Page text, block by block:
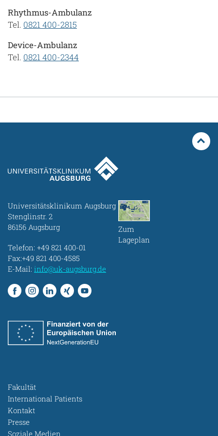
Rhythmus-Ambulanz
Tel. 0821 400-2815
Device-Ambulanz
Tel. 0821 400-2344
Universitätsklinikum Augsburg
Stenglinstr. 2
86156 Augsburg
Telefon: +49 821 400-01
Fax:+49 821 400-4585
E-Mail: info@uk-augsburg.de
Zum
Lageplan
Fakultät
International Patients
Kontakt
Presse
Soziale Medien